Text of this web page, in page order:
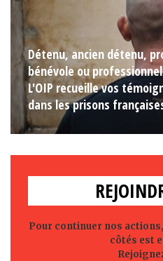
Détenu, ancien détenu,
bénévole ou
L'OIP recueille vos
dans les prisons
Pour continuer nos
côtés est